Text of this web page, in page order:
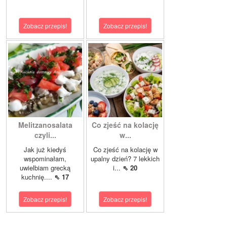
Zobacz przepis! Zobacz przepis!
Melitzanosalata
czyli...
Jak już kiedyś
wspominałam,
uwielbiam grecką
kuchnię.... ⇖ 17
Zobacz przepis!
Co zjeść na kolację
w...
Co zjeść na kolację w
upalny dzień? 7 lekkich
i... ⇖ 20
Zobacz przepis!